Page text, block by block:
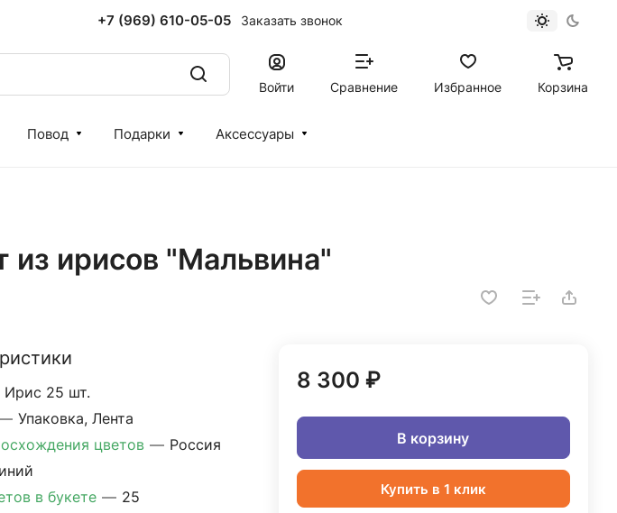
+7 (969) 610-05-05 Заказать звонок
Войти Сравнение Избранное Корзина
Повод Подарки Аксессуары
из ирисов "Мальвина"
Ирис 25 шт.
Упаковка, Лента
цветов — Россия
в букете — 25
8 300 ₽
В корзину
Купить в 1 клик